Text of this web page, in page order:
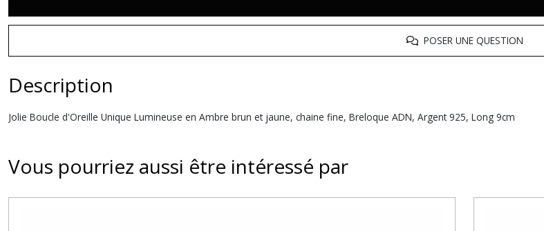
POSER UNE QUESTION
Description
Jolie Boucle d'Oreille Unique Lumineuse en Ambre brun et jaune, chaine fine, Breloque ADN, Argent 925, Long 9cm
Vous pourriez aussi être intéressé par